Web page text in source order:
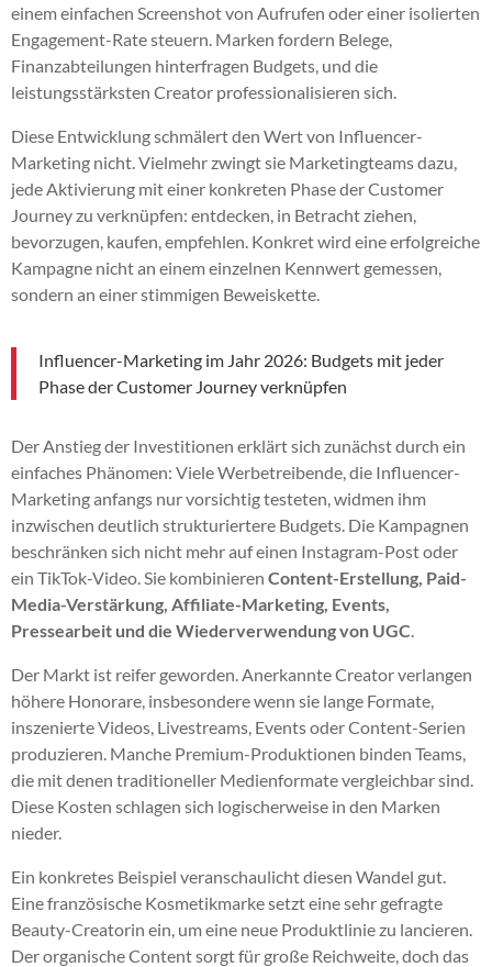
einem einfachen Screenshot von Aufrufen oder einer isolierten
Engagement-Rate steuern. Marken fordern Belege,
Finanzabteilungen hinterfragen Budgets, und die
leistungsstärksten Creator professionalisieren sich.
Diese Entwicklung schmälert den Wert von Influencer-
Marketing nicht. Vielmehr zwingt sie Marketingteams dazu,
jede Aktivierung mit einer konkreten Phase der Customer
Journey zu verknüpfen: entdecken, in Betracht ziehen,
bevorzugen, kaufen, empfehlen. Konkret wird eine erfolgreiche
Kampagne nicht an einem einzelnen Kennwert gemessen,
sondern an einer stimmigen Beweiskette.
Influencer-Marketing im Jahr 2026: Budgets mit jeder
Phase der Customer Journey verknüpfen
Der Anstieg der Investitionen erklärt sich zunächst durch ein
einfaches Phänomen: Viele Werbetreibende, die Influencer-
Marketing anfangs nur vorsichtig testeten, widmen ihm
inzwischen deutlich strukturiertere Budgets. Die Kampagnen
beschränken sich nicht mehr auf einen Instagram-Post oder
ein TikTok-Video. Sie kombinieren Content-Erstellung, Paid-
Media-Verstärkung, Affiliate-Marketing, Events,
Pressearbeit und die Wiederverwendung von UGC
Der Markt ist reifer geworden. Anerkannte Creator verlangen
höhere Honorare, insbesondere wenn sie lange Formate,
inszenierte Videos, Livestreams, Events oder Content-Serien
produzieren. Manche Premium-Produktionen binden Teams,
die mit denen traditioneller Medienformate vergleichbar sind.
Diese Kosten schlagen sich logischerweise in den Marken
nieder.
Ein konkretes Beispiel veranschaulicht diesen Wandel gut.
Eine französische Kosmetikmarke setzt eine sehr gefragte
Beauty-Creatorin ein, um eine neue Produktlinie zu lancieren.
Der organische Content sorgt für große Reichweite, doch das